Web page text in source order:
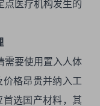
点医疗机构发生的
需要使用置入人体
格昂贵并纳入工
选国产材料，其